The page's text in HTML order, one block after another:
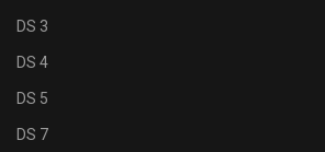
DS 3
DS 4
DS 5
DS 7